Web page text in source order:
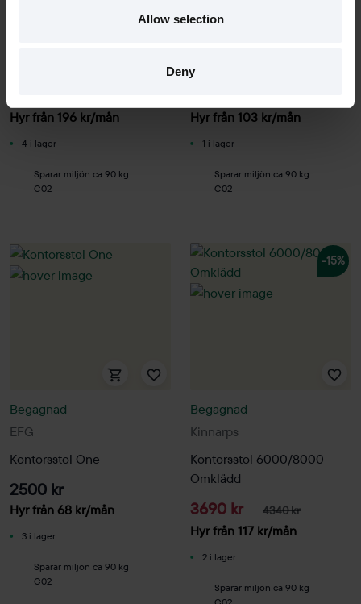
Allow selection
Deny
Hyr från 196 kr/mån
4 i lager
Sparar miljön ca 90 kg
C02
Begagnad
Kontorsstol AM
Hyr från 103 kr/mån
1 i lager
Sparar miljön ca 90 kg
C02
EFG
Begagnad
Kontorsstol One
2500 kr
Hyr från 68 kr/mån
3 i lager
Sparar miljön ca 90 kg
C02
-15%
Kinnarps
Begagnad
Kontorsstol 6000/8000
Omklädd
3690 kr 4340 kr
Hyr från 117 kr/mån
2 i lager
Sparar miljön ca 90 kg